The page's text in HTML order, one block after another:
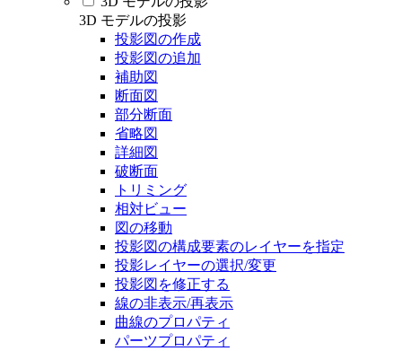
3D モデルの投影
投影図の作成
投影図の追加
補助図
断面図
部分断面
省略図
詳細図
破断面
トリミング
相対ビュー
図の移動
投影図の構成要素のレイヤーを指定
投影レイヤーの選択/変更
投影図を修正する
線の非表示/再表示
曲線のプロパティ
パーツプロパティ